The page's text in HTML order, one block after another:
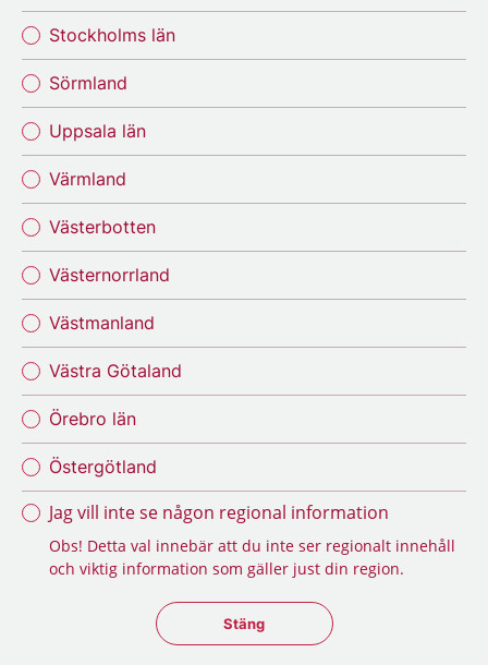
Stockholms län
Sörmland
Uppsala län
Värmland
Västerbotten
Västernorrland
Västmanland
Västra Götaland
Örebro län
Östergötland
Jag vill inte se någon regional information
Obs! Detta val innebär att du inte ser regionalt innehåll
och viktig information som gäller just din region.
Stäng regionsväljaren
Stäng